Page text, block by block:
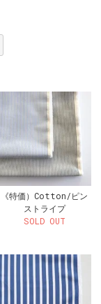
《特価）Cotton/ピン
ストライプ
SOLD OUT